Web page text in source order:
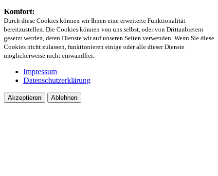
Komfort:
Durch diese Cookies können wir Ihnen eine erweiterte Funktionalität
bereitzustellen. Die Cookies können von uns selbst, oder von Drittanbietern
gesetzt werden, deren Dienste wir auf unseren Seiten verwenden. Wenn Sie diese
Cookies nicht zulassen, funktionieren einige oder alle dieser Dienste
möglicherweise nicht einwandfrei.
Impressum
Datenschutzerklärung
Akzeptieren Ablehnen